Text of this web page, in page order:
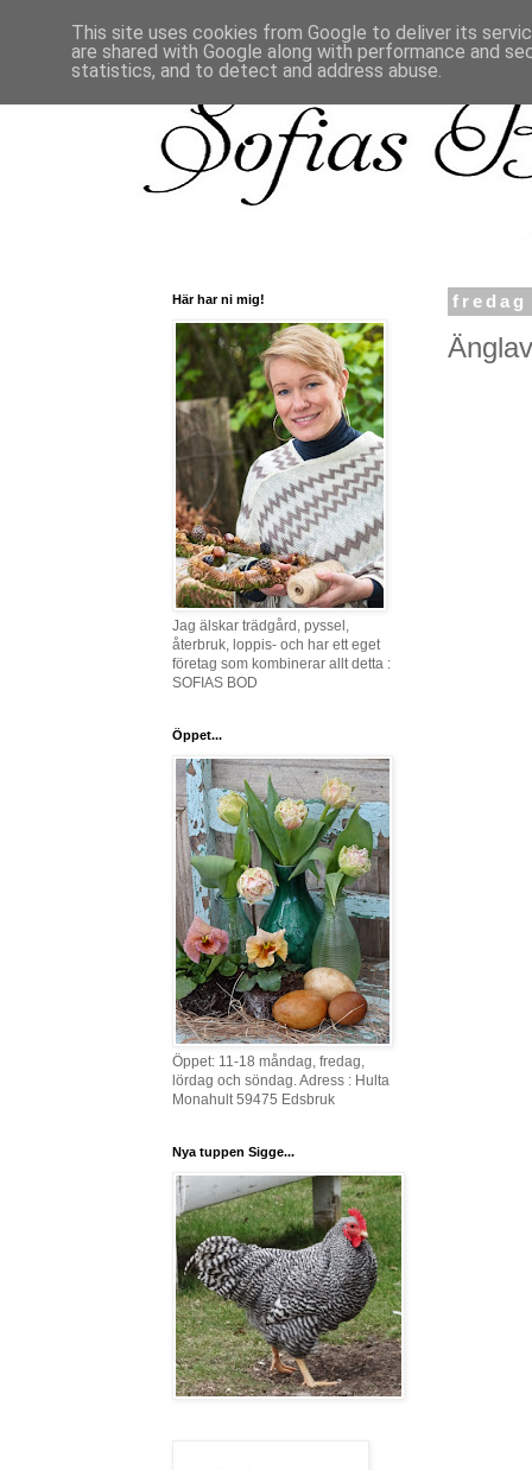
fredag
Här har ni mig!
Jag älskar trädgård, pyssel,
återbruk, loppis- och har ett eget
företag som kombinerar allt detta :
SOFIAS BOD
Öppet...
Öppet: 11-18 måndag, fredag,
lördag och söndag. Adress : Hulta
Monahult 59475 Edsbruk
Nya tuppen Sigge...
This site uses cookies from Google to deliver its
are shared with Google along with performance and
statistics, and to detect and address abuse.